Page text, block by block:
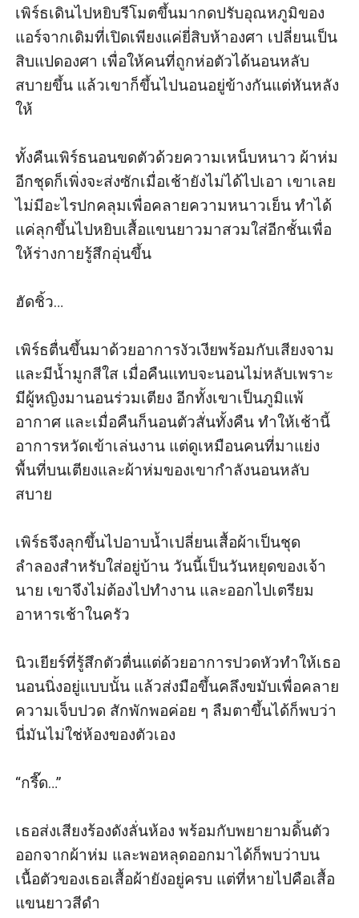
เพิร์ธเดินไปหยิบรีโมตขึ้นมากดปรับอุณหภูมิของ
แอร์จากเดิมที่เปิดเพียงแค่ยี่สิบห้าองศา เปลี่ยนเป็น
สิบแปดองศา เพื่อให้คนที่ถูกห่อตัวได้นอนหลับ
สบายขึ้น แล้วเขาก็ขึ้นไปนอนอยู่ข้างกันแต่หันหลัง
ให้
ทั้งคืนเพิร์ธนอนขดตัวด้วยความเหน็บหนาว ผ้าห่ม
อีกชุดก็เพิ่งจะส่งซักเมื่อเช้ายังไม่ได้ไปเอา เขาเลย
ไม่มีอะไรปกคลุมเพื่อคลายความหนาวเย็น ทำได้
แค่ลุกขึ้นไปหยิบเสื้อแขนยาวมาสวมใส่อีกชั้นเพื่อ
ให้ร่างกายรู้สึกอุ่นขึ้น
ฮัดชิ้ว…
เพิร์ธตื่นขึ้นมาด้วยอาการงัวเงียพร้อมกับเสียงจาม
และมีน้ำมูกสีใส เมื่อคืนแทบจะนอนไม่หลับเพราะ
มีผู้หญิงมานอนร่วมเตียง อีกทั้งเขาเป็นภูมิแพ้
อากาศ และเมื่อคืนก็นอนตัวสั่นทั้งคืน ทำให้เช้านี้
อาการหวัดเข้าเล่นงาน แต่ดูเหมือนคนที่มาแย่ง
พื้นที่บนเตียงและผ้าห่มของเขากำลังนอนหลับ
สบาย
เพิร์ธจึงลุกขึ้นไปอาบน้ำเปลี่ยนเสื้อผ้าเป็นชุด
ลำลองสำหรับใส่อยู่บ้าน วันนี้เป็นวันหยุดของเจ้า
นาย เขาจึงไม่ต้องไปทำงาน และออกไปเตรียม
อาหารเช้าในครัว
นิวเยียร์ที่รู้สึกตัวตื่นแต่ด้วยอาการปวดหัวทำให้เธอ
นอนนิ่งอยู่แบบนั้น แล้วส่งมือขึ้นคลึงขมับเพื่อคลาย
ความเจ็บปวด สักพักพอค่อย ๆ ลืมตาขึ้นได้ก็พบว่า
นี่มันไม่ใช่ห้องของตัวเอง
“กรี๊ด…”
เธอส่งเสียงร้องดังลั่นห้อง พร้อมกับพยายามดิ้นตัว
ออกจากผ้าห่ม และพอหลุดออกมาได้ก็พบว่าบน
เนื้อตัวของเธอเสื้อผ้ายังอยู่ครบ แต่ที่หายไปคือเสื้อ
แขนยาวสีดำ